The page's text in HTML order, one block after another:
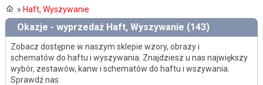
» Haft, Wyszywanie
Okazje - wyprzedaż Haft, Wyszywanie (143)
Zobacz dostępne w naszym sklepie wzory, obrazy i
schematów do haftu i wyszywania. Znajdziesz u nas największy
wybór, zestawów, kanw i schematów do haftu i wszywania.
Sprawdź nas.